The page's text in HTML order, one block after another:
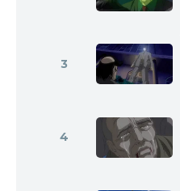
3
4